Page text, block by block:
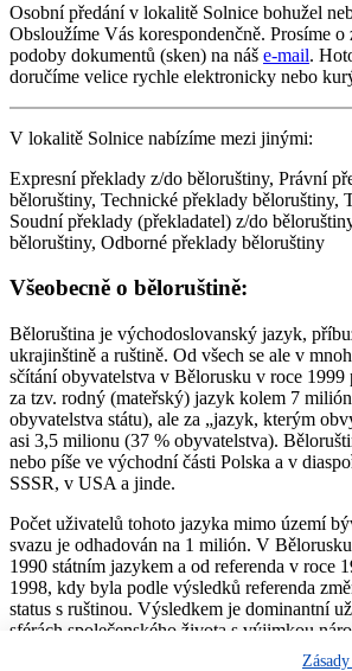
Osobní předání v lokalitě Solnice bohužel
Obsloužíme Vás korespondenčně. Prosíme
podoby dokumentů (sken) na náš e-mail.
doručíme velice rychle elektronicky nebo
V lokalitě Solnice nabízíme mezi jinými:
Expresní překlady z/do běloruštiny, Právní
běloruštiny, Technické překlady běloruštiny,
Soudní překlady (překladatel) z/do
běloruštiny, Odborné překlady běloruštiny
Všeobecně o běloruštině:
Běloruština je východoslovanský jazyk,
ukrajinštině a ruštině. Od všech se ale v
sčítání obyvatelstva v Bělorusku v roce 1999
za tzv. rodný (mateřský) jazyk kolem 7
obyvatelstva státu), ale za „jazyk, kterým
asi 3,5 milionu (37 % obyvatelstva).
nebo píše ve východní části Polska a v
SSSR, v USA a jinde.
Počet uživatelů tohoto jazyka mimo území
svazu je odhadován na 1 milión. V
1990 státním jazykem a od referenda v roce
1998, kdy byla podle výsledků referenda
status s ruštinou. Výsledkem je dominantní
sférách společenského života s výjimkou
hudby a národní kultury všeobecně; v